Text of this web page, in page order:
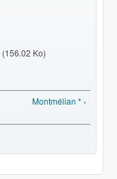
(156.02 Ko)
Montmélian * ›